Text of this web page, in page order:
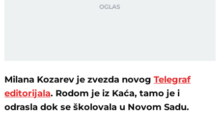
Milana Kozarev je zvezda novogTelegraf
editorijala. Rodom je iz Kaća, tamo je i
odrasla dok se školovala u Novom Sadu.